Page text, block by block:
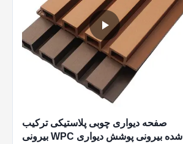
صفحه دیواری چوبی پلاستیکی ترکیب
شده بیرونی پوشش دیواری WPC بیرونی